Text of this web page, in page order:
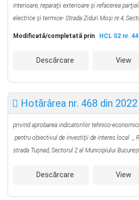
interioare, reparaţii exterioare şi refacerea
electrice şi termice- Strada Ziduri Moşi nr.4,
Modificată/completată prin HCL S2 nr.
Descărcare View
Hotărârea nr. 468 din 2022
privind aprobarea indicatorilor tehnico-
pentru obiectivul de investiţii de interes local ,,
strada Tuşnad, Sectorul 2 al Municipiului
Descărcare View